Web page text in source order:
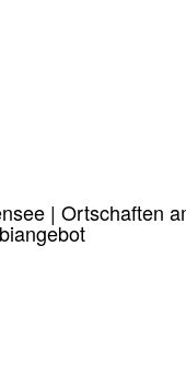
| Ortschaften